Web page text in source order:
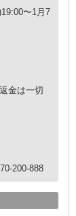
〜1⽉7
⾦は⼀切
200-888